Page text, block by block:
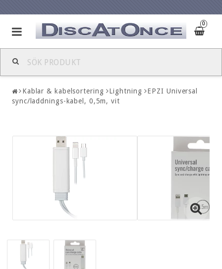
0
Kablar & kabelsortering Lightning
EPZI Universal
sync/laddnings-kabel, 0,5m, vit